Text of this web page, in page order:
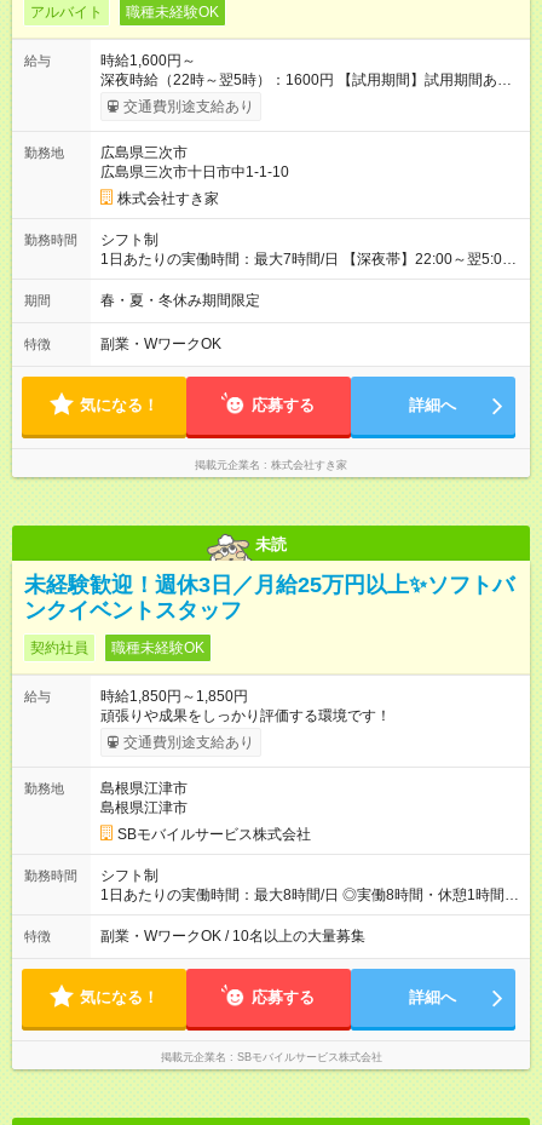
アルバイト 職種未経験OK
給与
時給1,600円～
深夜時給（22時～翌5時）：1600円 【試用期間】試用期間あり
試用期間の長さ：1ヶ月 雇用形態、給与は本採用時と同じです。
試用期間の実態は30日（※条件変更なし）ですが、切り上げで
同時給）
交通費別途支給あり
勤務地
広島県三次市
広島県三次市十日市中1-1-10
株式会社すき家
勤務時間
シフト制
1日あたりの実働時間：最大7時間/日 【深夜帯】22:00～翌5:00
週2日～・1日2h～OK◎ ※22:00から翌5:00までは18歳以上の方
のみ勤務可能です（18歳未満の深夜業務禁止のため） ★深夜で
す。 必ず、2名以上での勤務を行いますので、安心して働けま
す。
期間 春・夏・冬休み期間限定
特徴 副業・WワークOK
気になる！ 応募する 詳細へ
掲載元企業名 株式会社すき家
未読
未経験歓迎！週休3日／月給25万円以上✨ソフトバ
ンクイベントスタッフ
契約社員 職種未経験OK
給与
時給1,850円～1,850円
頑張りや成果をしっかり評価する環境です！
交通費別途支給あり
勤務地
島根県江津市
島根県江津市
SBモバイルサービス株式会社
勤務時間
シフト制
1日あたりの実働時間：最大8時間/日 ◎実働8時間・休憩1時間 ◎
残業は月平均5時間程度です
特徴 副業・WワークOK / 10名以上の大量募集
気になる！ 応募する 詳細へ
掲載元企業名 SBモバイルサービス株式会社